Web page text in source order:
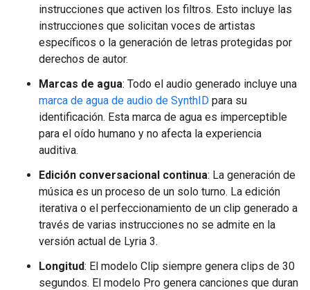
instrucciones que activen los filtros. Esto incluye las
instrucciones que solicitan voces de artistas
específicos o la generación de letras protegidas por
derechos de autor.
Marcas de agua: Todo el audio generado incluye una
marca de agua de audio de SynthID para su
identificación. Esta marca de agua es imperceptible
para el oído humano y no afecta la experiencia
auditiva.
Edición conversacional continua: La generación de
música es un proceso de un solo turno. La edición
iterativa o el perfeccionamiento de un clip generado a
través de varias instrucciones no se admite en la
versión actual de Lyria 3.
Longitud: El modelo Clip siempre genera clips de 30
segundos. El modelo Pro genera canciones que duran